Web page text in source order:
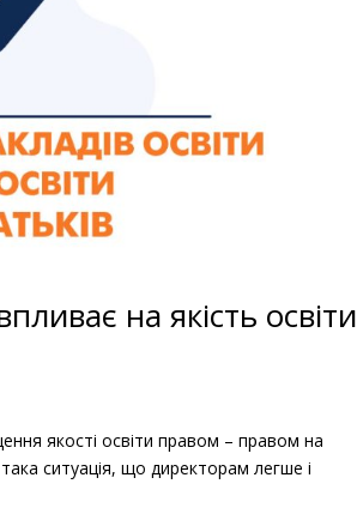
на якість освіти
якості освіти правом – правом на
ситуація, що директорам легше і